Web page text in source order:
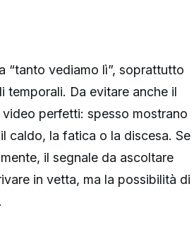
“tanto vediamo lì”, soprattutto
temporali. Da evitare anche il
perfetti: spesso mostrano
caldo, la fatica o la discesa. Se
il segnale da ascoltare
in vetta, ma la possibilità di